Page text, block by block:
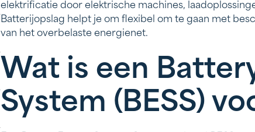
elektrificatie door elektrische machines,
Batterijopslag helpt je om flexibel om te gaan met
van het overbelaste energienet.
Wat is een
System (BESS)